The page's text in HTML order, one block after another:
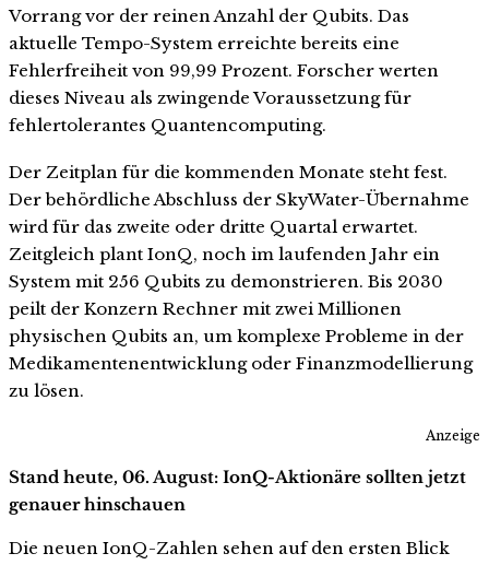
Vorrang vor der reinen Anzahl der Qubits. Das
aktuelle Tempo-System erreichte bereits eine
Fehlerfreiheit von 99,99 Prozent. Forscher werten
dieses Niveau als zwingende Voraussetzung für
fehlertolerantes Quantencomputing.
Der Zeitplan für die kommenden Monate steht fest.
Der behördliche Abschluss der SkyWater-Übernahme
wird für das zweite oder dritte Quartal erwartet.
Zeitgleich plant IonQ, noch im laufenden Jahr ein
System mit 256 Qubits zu demonstrieren. Bis 2030
peilt der Konzern Rechner mit zwei Millionen
physischen Qubits an, um komplexe Probleme in der
Medikamentenentwicklung oder Finanzmodellierung
zu lösen.
Anzeige
Stand heute, 06. August: IonQ-Aktionäre sollten jetzt
genauer hinschauen
Die neuen IonQ-Zahlen sehen auf den ersten Blick